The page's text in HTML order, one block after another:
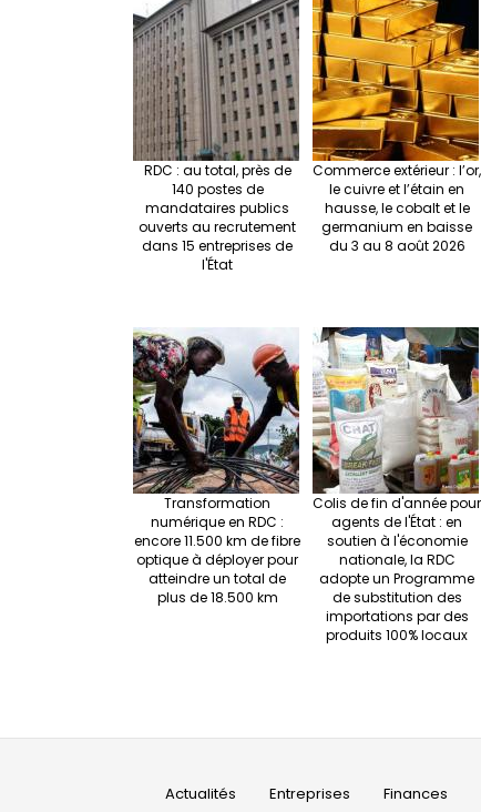
RDC : au total, près de
140 postes de
mandataires publics
ouverts au recrutement
dans 15 entreprises de
l'État
Commerce extérieur : l’or,
le cuivre et l’étain en
hausse, le cobalt et le
germanium en baisse
du 3 au 8 août 2026
Transformation
numérique en RDC :
encore 11.500 km de fibre
optique à déployer pour
atteindre un total de
plus de 18.500 km
Colis de fin d'année pour
agents de l'État : en
soutien à l'économie
nationale, la RDC
adopte un Programme
de substitution des
importations par des
produits 100% locaux
Main
Actualités Entreprises Finances